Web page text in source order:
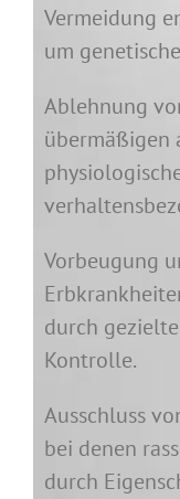
Vermeidung
um
Ablehnung
übermäßigen
Vorbeugung
durch
Kontrolle.
Ausschluss
bei denen
durch